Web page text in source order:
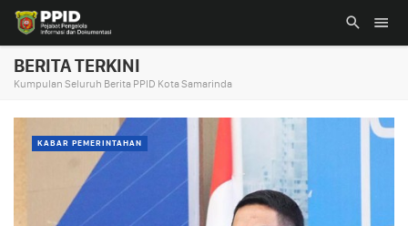
BERITA TERKINI
Kumpulan Seluruh Berita PPID Kota Samarinda
KABAR PEMERINTAHAN